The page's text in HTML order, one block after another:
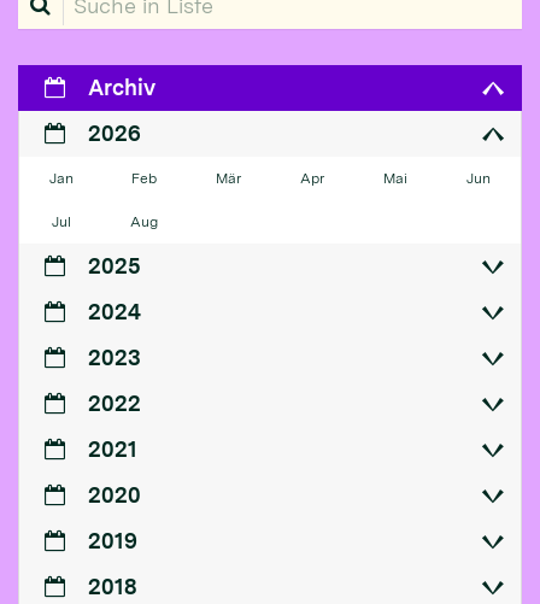
Archiv
2026
Jan Feb Mär Apr Mai Jun
Jul Aug
2025
2024
2023
2022
2021
2020
2019
2018